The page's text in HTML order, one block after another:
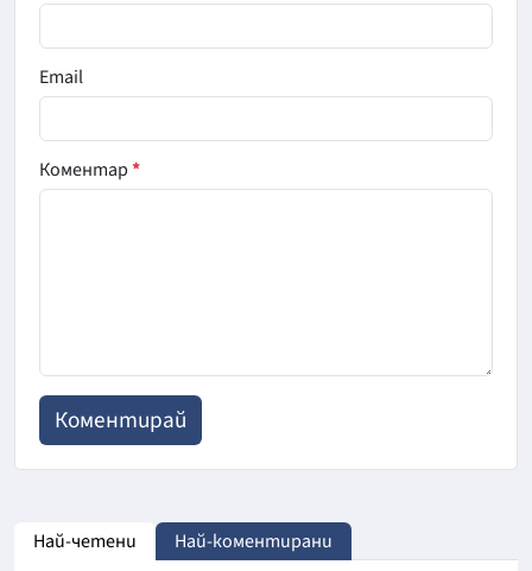
Email
Коментар*
Най-четени Най-коментирани